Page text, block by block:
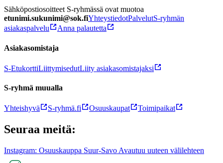
Sähköpostiosoitteet S-ryhmässä ovat muotoa
etunimi.sukunimi@sok.fiYhteystiedotPalvelutS-ryhmän
asiakaspalvelu
Anna palautetta
Asiakasomistaja
S-EtukorttiLiittymisedutLiity asiakasomistajaksi
S-ryhmä muualla
Yhteishyvä S-ryhmä.fi Osuuskaupat Toimipaikat
Seuraa meitä:
Instagram: Osuuskauppa Suur-Savo Avautuu uuteen välilehteen